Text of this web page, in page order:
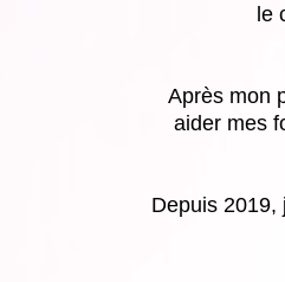
le
Après mon
aider mes
Depuis 2019,